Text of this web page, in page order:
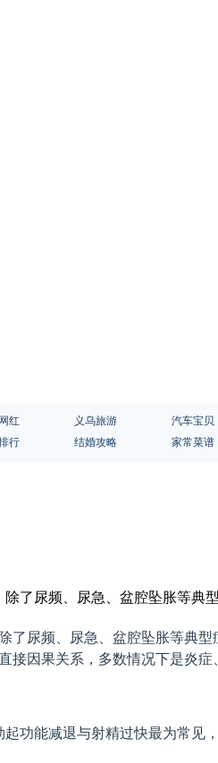
红 义乌旅游 汽车宝贝
行 结婚攻略 家常菜谱
了尿频、尿急、盆腔坠胀等
尿频、尿急、盆腔坠胀等典
因果关系，多数情况下是炎
功能减退与射精过快最为常